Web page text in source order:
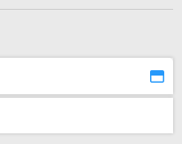
プバージョン)